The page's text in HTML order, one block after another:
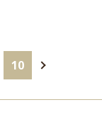
10 הבא